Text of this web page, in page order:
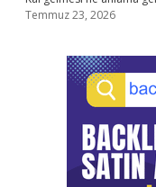
Temmuz 23, 2026